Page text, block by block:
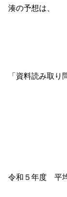
湊の予想は、
「資料読み取り
令和５年度 平